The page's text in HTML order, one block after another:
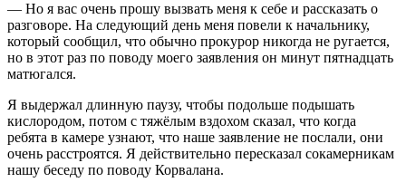
— Но я вас очень прошу вызвать меня к себе и рассказать о
разговоре. На следующий день меня повели к начальнику,
который сообщил, что обычно прокурор никогда не ругается,
но в этот раз по поводу моего заявления он минут пятнадцать
матюгался.
Я выдержал длинную паузу, чтобы подольше подышать
кислородом, потом с тяжёлым вздохом сказал, что когда
ребята в камере узнают, что наше заявление не послали, они
очень расстроятся. Я действительно пересказал сокамерникам
нашу беседу по поводу Корвалана.